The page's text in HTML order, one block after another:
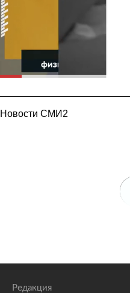
Новости СМИ2
Редакция